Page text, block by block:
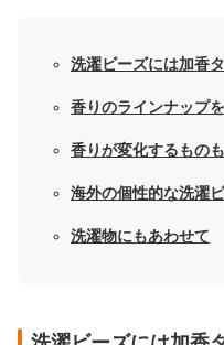
洗濯ビーズには加香
香りのラインナップ
香りが変化するものも
海外の個性的な洗濯
洗濯物にもあわせて